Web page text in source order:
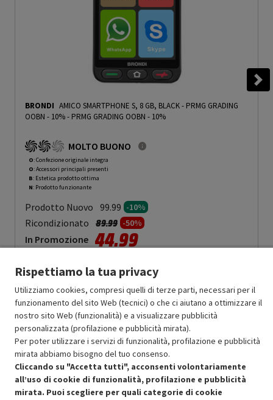
BRONDI AMICO SMARTPHONE S, 8 GB, BLACK - PRMG GRADING
OOBN - 10%- PRMG GRADING OOBN - 10%
MOLTO BUONO
O: Confezione originale integra
O: Accessori principali presenti
B: Estetica prodotto ottima
N: Prodotto funzionante
Prodotto Nuovo 99.99 -10%
Ricondizionato Prezzo ridotto da
89.99a-50%
In Promozione 44.99
Aggiungi al carrello
SCONTO RICONDIZIONATI
Approfitta dello sconto del 50% sul prodotto ricondizionato.
Rispettiamo la tua privacy
Utilizziamo cookies, compresi quelli di terze parti, necessari per il
funzionamento del sito Web (tecnici) o che ci aiutano a ottimizzare il
nostro sito Web (funzionalità) e a visualizzare pubblicità
personalizzata (profilazione e pubblicità mirata).
Per poter utilizzare i servizi di funzionalità, profilazione e pubblicità
mirata abbiamo bisogno del tuo consenso.
Cliccando su "Accetta tutti", acconsenti volontariamente
all’uso di cookie di funzionalità, profilazione e pubblicità
mirata. Puoi scegliere per quali categorie di cookie